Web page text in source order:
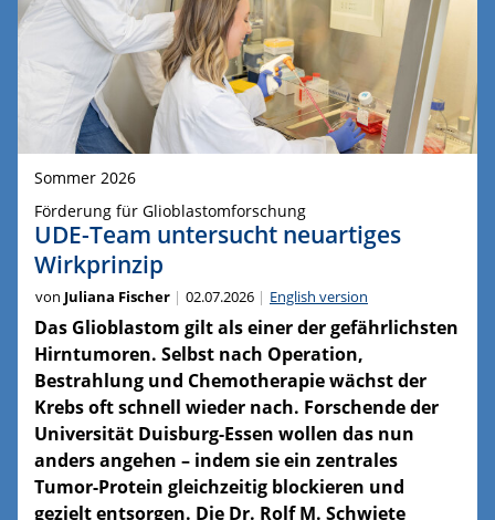
Sommer 2026
Förderung für Glioblastomforschung
UDE-Team untersucht neuartiges
Wirkprinzip
von Juliana Fischer 02.07.2026 English version
Das Glioblastom gilt als einer der gefährlichsten
Hirntumoren. Selbst nach Operation,
Bestrahlung und Chemotherapie wächst der
Krebs oft schnell wieder nach. Forschende der
Universität Duisburg-Essen wollen das nun
anders angehen – indem sie ein zentrales
Tumor-Protein gleichzeitig blockieren und
gezielt entsorgen. Die Dr. Rolf M. Schwiete